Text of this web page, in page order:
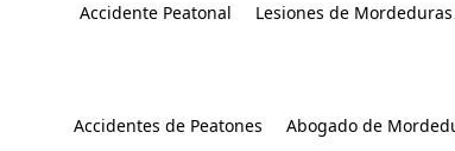
Accidente Peatonal Lesiones de Mordeduras
Accidentes de Peatones Abogado de